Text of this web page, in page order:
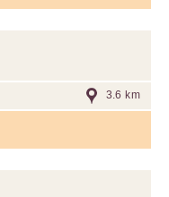
3.6 km